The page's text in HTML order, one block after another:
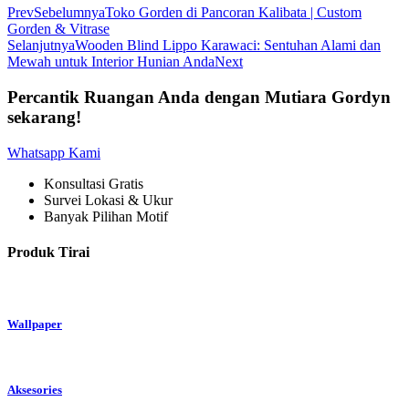
PrevSebelumnyaToko Gorden di Pancoran Kalibata | Custom
Gorden & Vitrase
SelanjutnyaWooden Blind Lippo Karawaci: Sentuhan Alami dan
Mewah untuk Interior Hunian AndaNext
Percantik Ruangan Anda dengan Mutiara Gordyn
sekarang!
Whatsapp Kami
Konsultasi Gratis
Survei Lokasi & Ukur
Banyak Pilihan Motif
Produk Tirai
Wallpaper
Aksesories